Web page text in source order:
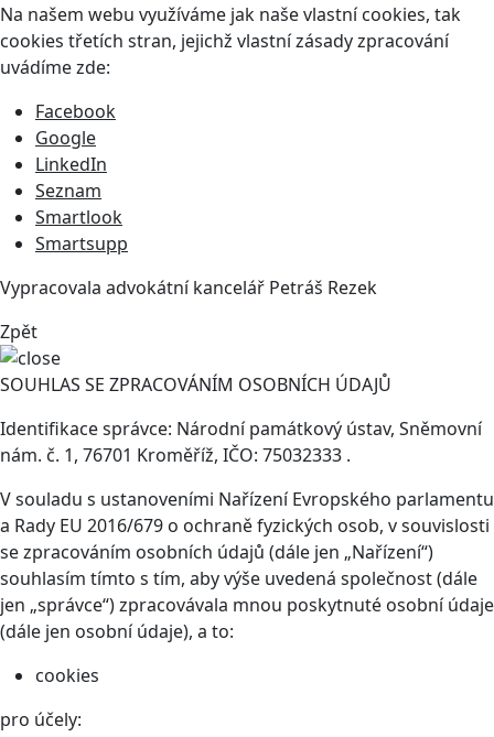
Na našem webu využíváme jak naše vlastní cookies, tak
cookies třetích stran, jejichž vlastní zásady zpracování
uvádíme zde:
Facebook
Google
LinkedIn
Seznam
Smartlook
Smartsupp
Vypracovala advokátní kancelář Petráš Rezek
Zpět
SOUHLAS SE ZPRACOVÁNÍM OSOBNÍCH ÚDAJŮ
Identifikace správce: Národní památkový ústav, Sněmovní
nám. č. 1, 76701 Kroměříž, IČO: 75032333 .
V souladu s ustanoveními Nařízení Evropského parlamentu
a Rady EU 2016/679 o ochraně fyzických osob, v souvislosti
se zpracováním osobních údajů (dále jen „Nařízení“)
souhlasím tímto s tím, aby výše uvedená společnost (dále
jen „správce“) zpracovávala mnou poskytnuté osobní údaje
(dále jen osobní údaje), a to:
cookies
pro účely: